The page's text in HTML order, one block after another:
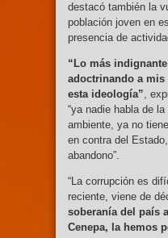
destacó también la
población joven en
presencia de
“Lo más
adoctrinando a
esta ideología”,
“ya nadie habla de
ambiente, ya no
en contra del
abandono”.
“La corrupción es
reciente, viene de
soberanía del país
Cenepa, la hemos